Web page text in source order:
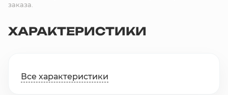
заказа.
ХАРАКТЕРИСТИКИ
Все характеристики